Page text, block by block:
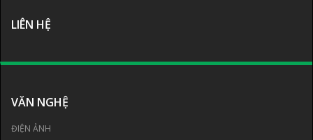
LIÊN HỆ
VĂN NGHỆ
ĐIỆN ẢNH